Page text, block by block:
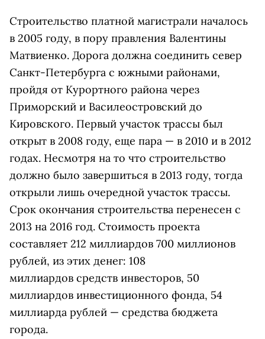
Строительство платной магистрали началось
в 2005 году, в пору правления Валентины
Матвиенко. Дорога должна соединить север
Санкт-Петербурга с южными районами,
пройдя от Курортного района через
Приморский и Василеостровский до
Кировского. Первый участок трассы был
открыт в 2008 году, еще пара — в 2010 и в 2012
годах. Несмотря на то что строительство
должно было завершиться в 2013 году, тогда
открыли лишь очередной участок трассы.
Срок окончания строительства перенесен с
2013 на 2016 год. Стоимость проекта
составляет 212 миллиардов 700 миллионов
рублей, из этих денег: 108
миллиардов средств инвесторов, 50
миллиардов инвестиционного фонда, 54
миллиарда рублей — средства бюджета
города.